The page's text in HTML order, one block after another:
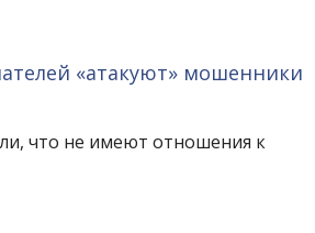
«атакуют» мошенники
что не имеют отношения к